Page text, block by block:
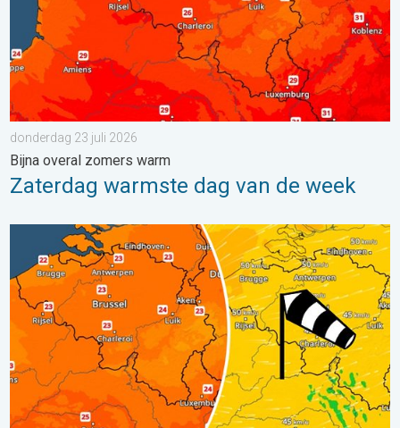
donderdag 23 juli 2026
Bijna overal zomers warm
Zaterdag warmste dag van de week
Koeler weer op komst. Maxima onder 25 graden. . . dinsdag